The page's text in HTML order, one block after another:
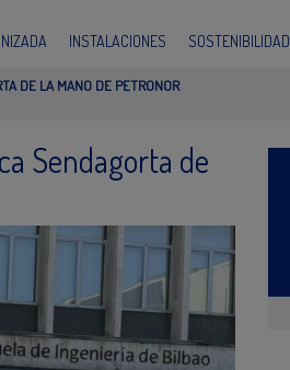
INSTALACIONES SOSTENIBILIDAD
DE LA MANO DE PETRONOR
Sendagorta de